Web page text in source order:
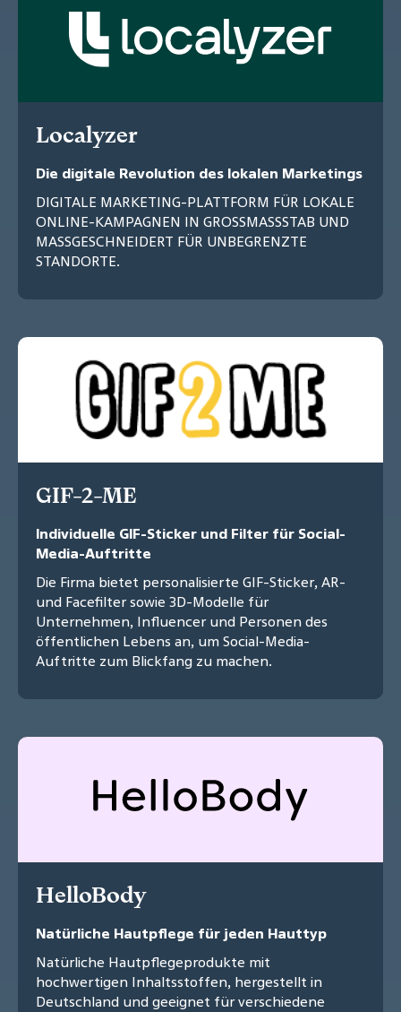
Localyzer
Die digitale Revolution des lokalen Marketings
DIGITALE MARKETING-PLATTFORM FÜR LOKALE
ONLINE-KAMPAGNEN IN GROSSMASSSTAB UND
MASSGESCHNEIDERT FÜR UNBEGRENZTE
STANDORTE.
GIF-2-ME
Individuelle GIF-Sticker und Filter für Social-
Media-Auftritte
Die Firma bietet personalisierte GIF-Sticker, AR-
und Facefilter sowie 3D-Modelle für
Unternehmen, Influencer und Personen des
öffentlichen Lebens an, um Social-Media-
Auftritte zum Blickfang zu machen.
HelloBody
Natürliche Hautpflege für jeden Hauttyp
Natürliche Hautpflegeprodukte mit
hochwertigen Inhaltsstoffen, hergestellt in
Deutschland und geeignet für verschiedene